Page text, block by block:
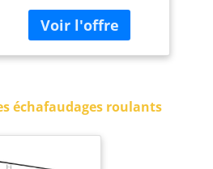
kilogrammes Type de
materiau:Aluminium
échafaudages roulants